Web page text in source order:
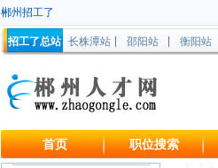
郴州招工了
招工了总站 长株潭站 邵阳站 衡阳站
首页 职位搜索